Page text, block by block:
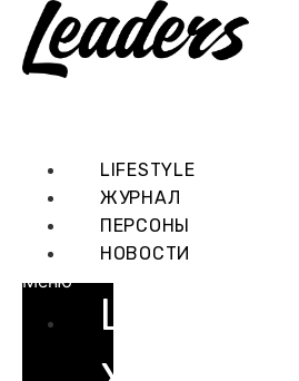
Перейти
содержимому
LIFESTYLE
ЖУРНАЛ
ПЕРСОНЫ
НОВОСТИ
Меню
LIFESTYLE